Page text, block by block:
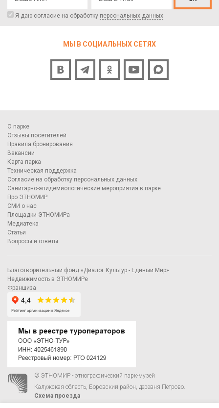
Я даю согласие на обработку персональных данных
МЫ В СОЦИАЛЬНЫХ СЕТЯХ
О парке
Отзывы посетителей
Правила бронирования
Вакансии
Карта парка
Техническая поддержка
Согласие на обработку персональных данных
Санитарно-эпидемиологические мероприятия в парке
Про ЭТНОМИР
СМИ о нас
Площадки ЭТНОМИРа
Медиатека
Статьи
Вопросы и ответы
Благотворительный фонд «Диалог Культур - Единый Мир»
Недвижимость в ЭТНОМИРе
Франшиза
© ЭТНОМИР - этнографический парк-музей
Калужская область, Боровский район, деревня Петрово.
Схема проезда